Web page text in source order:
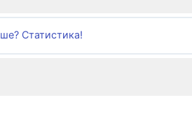
Статистика!